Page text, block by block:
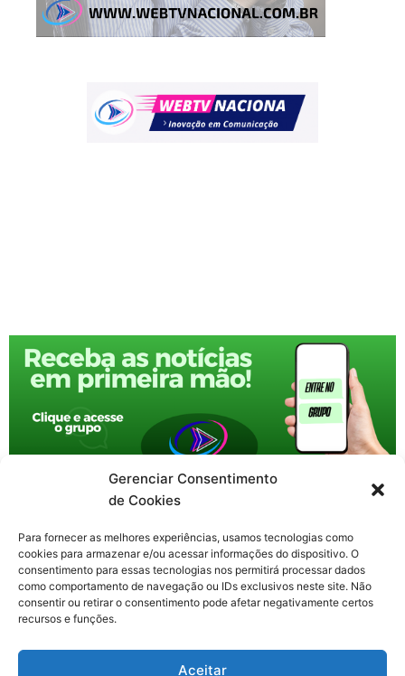
Gerenciar Consentimento
de Cookies
Para fornecer as melhores experiências, usamos tecnologias como
cookies para armazenar e/ou acessar informações do dispositivo. O
consentimento para essas tecnologias nos permitirá processar dados
como comportamento de navegação ou IDs exclusivos neste site. Não
consentir ou retirar o consentimento pode afetar negativamente certos
recursos e funções.
Aceitar
Y